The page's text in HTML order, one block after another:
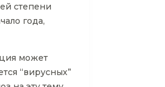
степени
года,
может
“вирусных”